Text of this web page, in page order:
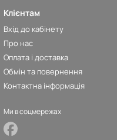
Клієнтам
Вхід до кабінету
Про нас
Оплата і доставка
Обмін та повернення
Контактна інформація
Ми в соцмережах